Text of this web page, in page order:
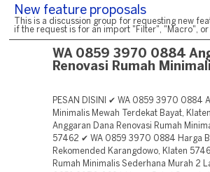
New feature proposals
This is a discussion group for requesting new
if the request is for an import "Filter", "Macro",
WA 0859 3970 0884
Renovasi Rumah
PESAN DISINI ✔ WA 0859 3970 0884
Minimalis Mewah Terdekat Bayat,
Anggaran Dana Renovasi Rumah
57462 ✔ WA 0859 3970 0884 Harga
Rekomended Karangdowo, Klaten
Rumah Minimalis Sederhana Murah 2